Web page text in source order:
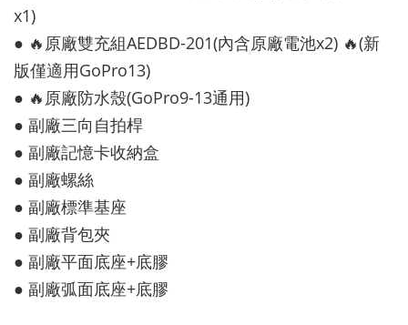
x1)
● 🔥原廠雙充組AEDBD-201(內含原廠電池x2) 🔥(新
版僅適用GoPro13)
● 🔥原廠防水殼(GoPro9-13通用)
● 副廠三向自拍桿
● 副廠記憶卡收納盒
● 副廠螺絲
● 副廠標準基座
● 副廠背包夾
● 副廠平面底座+底膠
● 副廠弧面底座+底膠